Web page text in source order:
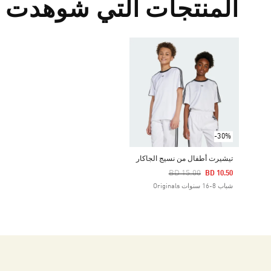
المنتجات التي شوهدت
-30%
تيشيرت أطفال من نسيج الجاكار
Price Reduced From
BD 15.00
To BD 10.50
شباب 8-16 سنوات Originals